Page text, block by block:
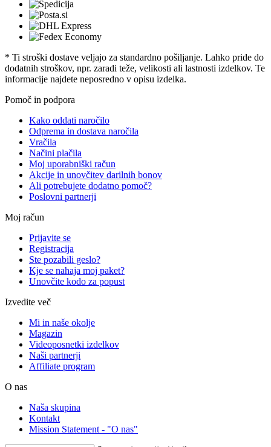
* Ti stroški dostave veljajo za standardno pošiljanje. Lahko pride do
dodatnih stroškov, npr. zaradi teže, velikosti ali lastnosti izdelkov. Te
informacije najdete neposredno v opisu izdelka.
Pomoč in podpora
Kako oddati naročilo
Odprema in dostava naročila
Vračila
Načini plačila
Moj uporabniški račun
Akcije in unovčitev darilnih bonov
Ali potrebujete dodatno pomoč?
Poslovni partnerji
Moj račun
Prijavite se
Registracija
Ste pozabili geslo?
Kje se nahaja moj paket?
Unovčite kodo za popust
Izvedite več
Mi in naše okolje
Magazin
Videoposnetki izdelkov
Naši partnerji
Affiliate program
O nas
Naša skupina
Kontakt
Mission Statement - "O nas"